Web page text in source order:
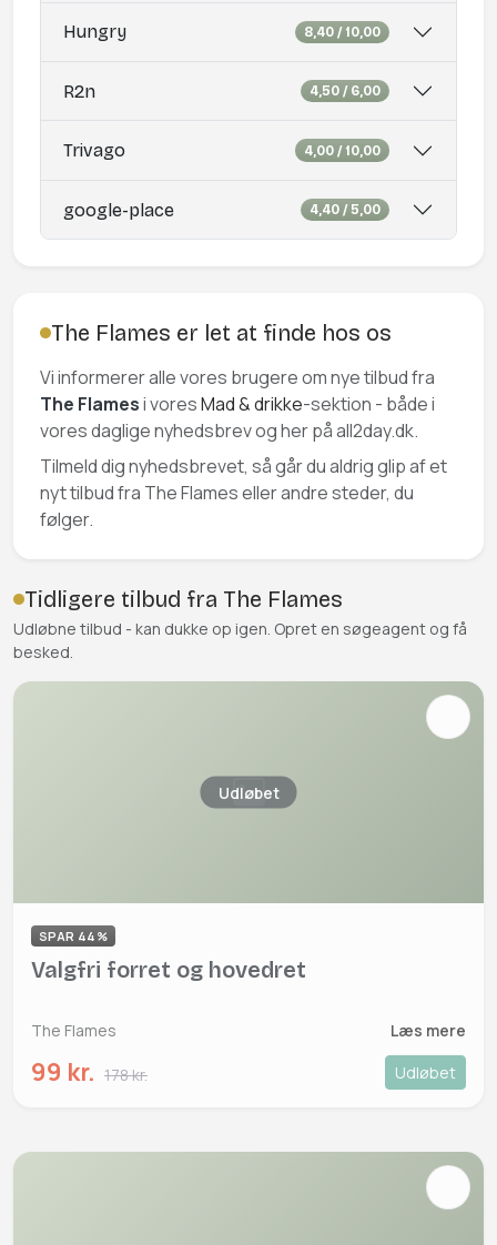
Hungry 8,40 / 10,00
R2n 4,50 / 6,00
Trivago 4,00 / 10,00
google-place 4,40 / 5,00
The Flames er let at finde hos os
Vi informerer alle vores brugere om nye tilbud fra
The Flamesi voresMad & drikke-sektion - både i
vores daglige nyhedsbrev og her på all2day.dk.
Tilmeld dig nyhedsbrevet, så går du aldrig glip af et
nyt tilbud fra The Flames eller andre steder, du
følger.
Tidligere tilbud fra The Flames
Udløbne tilbud - kan dukke op igen. Opret en søgeagent og få
besked.
Udløbet
SPAR 44%
Valgfri forret og hovedret
The Flames Læs mere
99 kr. 178 kr. Udløbet